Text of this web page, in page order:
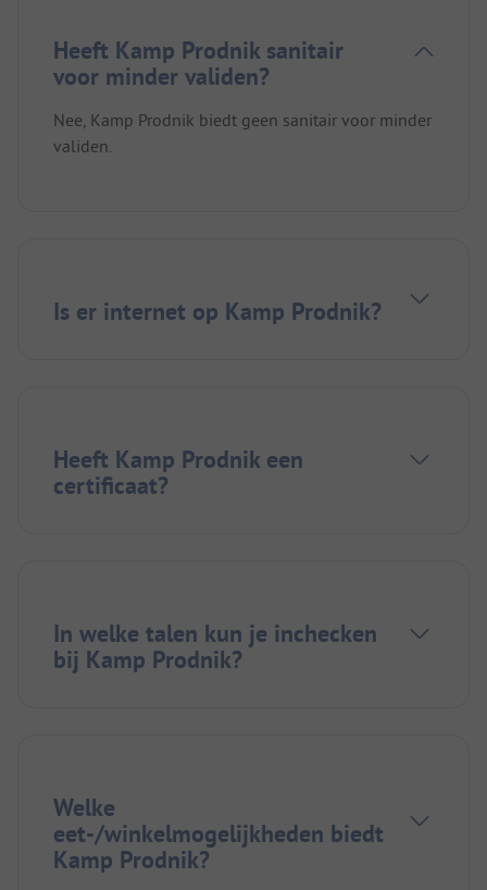
Heeft Kamp Prodnik sanitair
voor minder validen?
Nee, Kamp Prodnik biedt geen sanitair voor minder
validen.
Is er internet op Kamp Prodnik?
Heeft Kamp Prodnik een
certificaat?
In welke talen kun je inchecken
bij Kamp Prodnik?
Welke
eet-/winkelmogelijkheden biedt
Kamp Prodnik?